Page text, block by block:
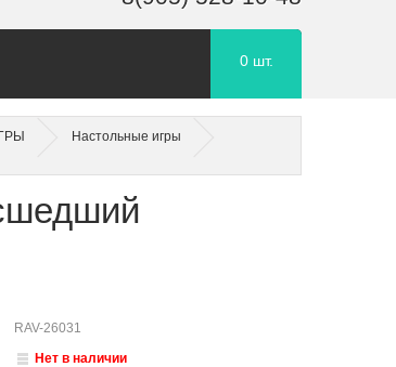
0 шт.
Настольные игры
RAV-26031
Нет в наличии